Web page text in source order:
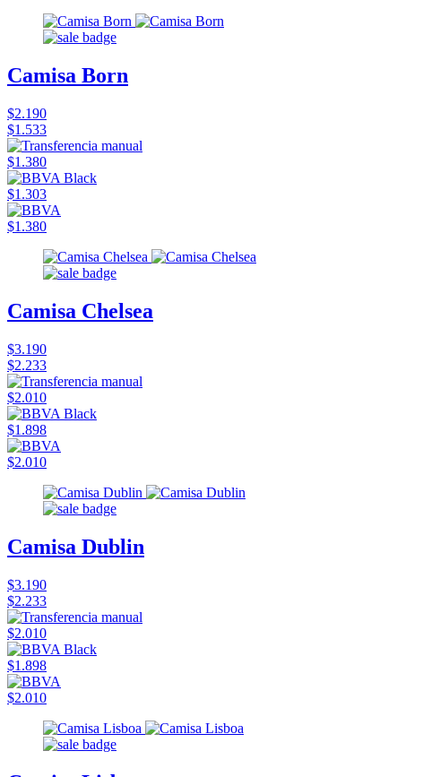
Camisa Born
$2.190
$1.533
$1.380
$1.303
$1.380
Camisa Chelsea
$3.190
$2.233
$2.010
$1.898
$2.010
Camisa Dublin
$3.190
$2.233
$2.010
$1.898
$2.010